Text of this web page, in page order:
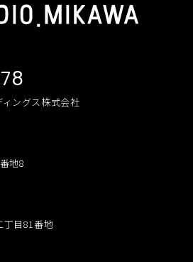
ングス株式会社
地8
丁目81番地